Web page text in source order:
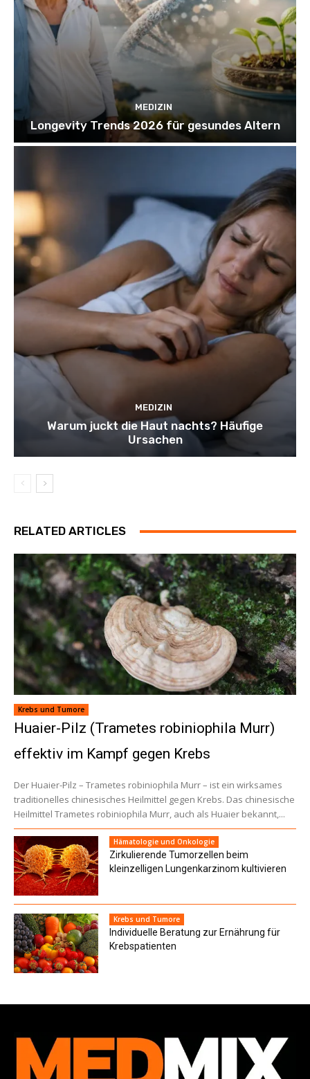
MEDIZIN
Longevity Trends 2026 für gesundes Altern
MEDIZIN
Warum juckt die Haut nachts? Häufige
Ursachen
RELATED ARTICLES
Krebs und Tumore
Huaier-Pilz (Trametes robiniophila Murr)
effektiv im Kampf gegen Krebs
Der Huaier-Pilz – Trametes robiniophila Murr – ist ein wirksames
traditionelles chinesisches Heilmittel gegen Krebs. Das chinesische
Heilmittel Trametes robiniophila Murr, auch als Huaier bekannt,...
Hämatologie und Onkologie
Zirkulierende Tumorzellen beim
kleinzelligen Lungenkarzinom kultivieren
Krebs und Tumore
Individuelle Beratung zur Ernährung für
Krebspatienten